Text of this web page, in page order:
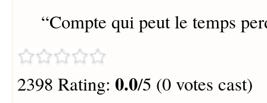
“Compte qui peut le temps
2398 Rating: 0.0/5 (0 votes cast)